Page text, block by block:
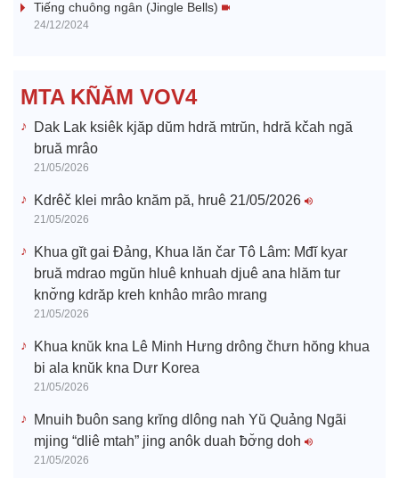
o
Tiếng chuông ngân (Jingle Bells)
24/12/2024
MTA KÑĂM VOV4
Dak Lak ksiêk kjăp dŭm hdră mtrŭn, hdră kčah ngă
bruă mrâo
21/05/2026
Kdrêč klei mrâo knăm pă, hruê 21/05/2026
21/05/2026
Khua gĭt gai Đảng, Khua lăn čar Tô Lâm: Mđĭ kyar
bruă mdrao mgŭn hluê knhuah djuê ana hlăm tur
knơ̆ng kdrăp kreh knhâo mrâo mrang
21/05/2026
Khua knŭk kna Lê Minh Hưng drông čhưn hŏng khua
bi ala knŭk kna Dưr Korea
21/05/2026
Mnuih ƀuôn sang krĭng dlông nah Yŭ Quảng Ngãi
mjing “dliê mtah” jing anôk duah ƀơ̆ng doh
21/05/2026